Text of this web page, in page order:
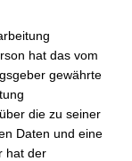
hat das vom
gewährte
die zu seiner
Daten und eine
hat der